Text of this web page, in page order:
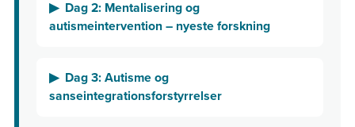
Dag 2: Mentalisering og
autismeintervention – nyeste forskning
Dag 3: Autisme og
sanseintegrationsforstyrrelser